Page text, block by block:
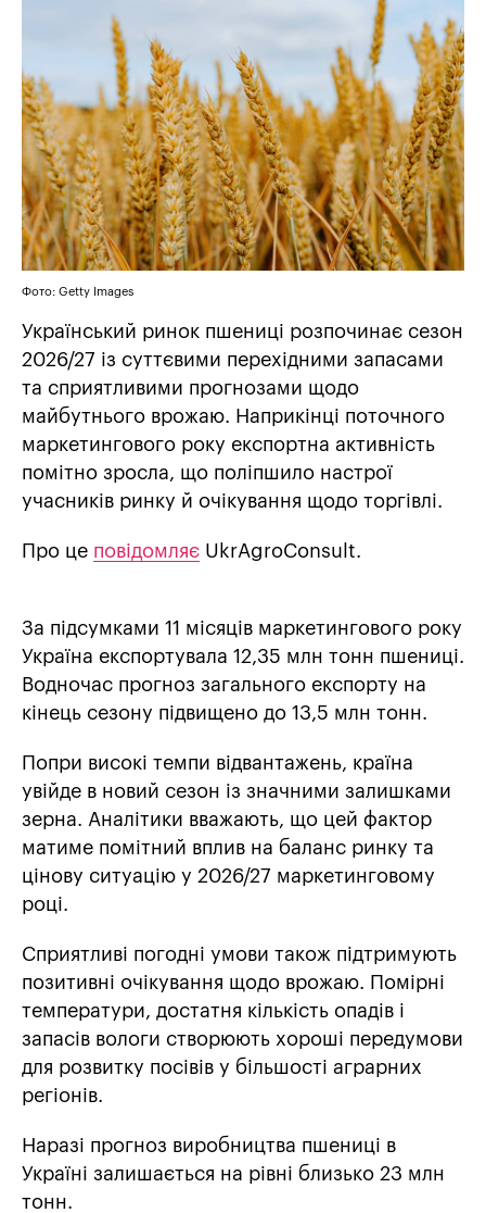
Фото: Getty Images
Український ринок пшениці розпочинає сезон
2026/27 із суттєвими перехідними запасами
та сприятливими прогнозами щодо
майбутнього врожаю. Наприкінці поточного
маркетингового року експортна активність
помітно зросла, що поліпшило настрої
учасників ринку й очікування щодо торгівлі.
Про це повідомляє UkrAgroConsult.
За підсумками 11 місяців маркетингового року
Україна експортувала 12,35 млн тонн пшениці.
Водночас прогноз загального експорту на
кінець сезону підвищено до 13,5 млн тонн.
Попри високі темпи відвантажень, країна
увійде в новий сезон із значними залишками
зерна. Аналітики вважають, що цей фактор
матиме помітний вплив на баланс ринку та
цінову ситуацію у 2026/27 маркетинговому
році.
Сприятливі погодні умови також підтримують
позитивні очікування щодо врожаю. Помірні
температури, достатня кількість опадів і
запасів вологи створюють хороші передумови
для розвитку посівів у більшості аграрних
регіонів.
Наразі прогноз виробництва пшениці в
Україні залишається на рівні близько 23 млн
тонн.